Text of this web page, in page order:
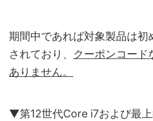
期間中であれば対象製品は初
されており、 クーポンコード
ありません。
▼第12世代Core i7および最